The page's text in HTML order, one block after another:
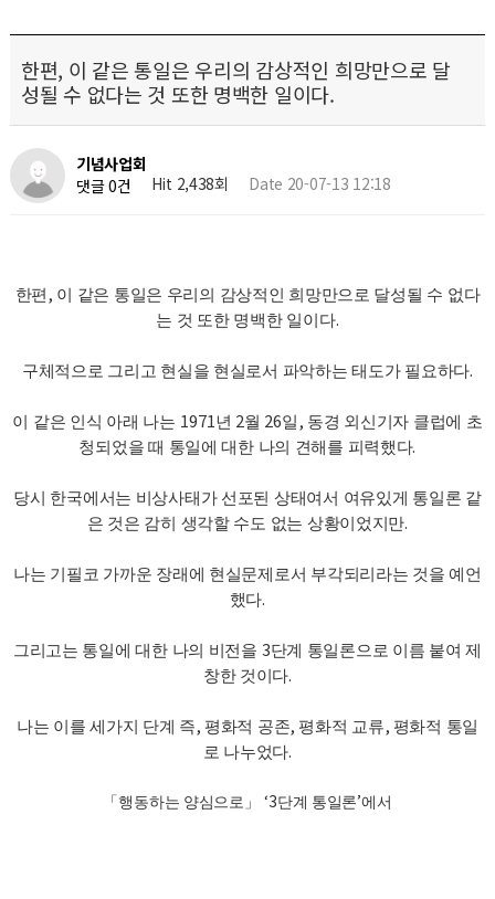
한편, 이 같은 통일은 우리의 감상적인 희망만으로 달
성될 수 없다는 것 또한 명백한 일이다.
기념사업회
댓글 0건
Hit 2,438회 Date 20-07-13 12:18
한편 , 이 같은 통일은 우리의 감상적인 희망만으로 달성될 수 없다
는 것 또한 명백한 일이다.
구체적으로 그리고 현실을 현실로서 파악하는 태도가 필요하다.
이 같은 인식 아래 나는 1971년 2월 26일 , 동경 외신기자 클럽에 초
청되었을 때 통일에 대한 나의 견해를 피력했다.
당시 한국에서는 비상사태가 선포된 상태여서 여유있게 통일론 같
은 것은 감히 생각할 수도 없는 상황이었지만.
나는 기필코 가까운 장래에 현실문제로서 부각되리라는 것을 예언
했다.
그리고는 통일에 대한 나의 비전을 3단계 통일론으로 이름 붙여 제
창한 것이다.
나는 이를 세가지 단계 즉, 평화적 공존, 평화적 교류, 평화적 통일
로 나누었다.
「 행동하는 양심으로 」 ‘3단계 통일론’에서